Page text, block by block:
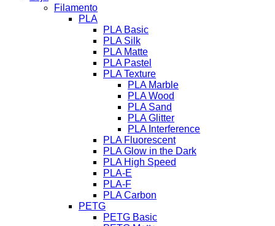
Filamento
PLA
PLA Basic
PLA Silk
PLA Matte
PLA Pastel
PLA Texture
PLA Marble
PLA Wood
PLA Sand
PLA Glitter
PLA Interference
PLA Fluorescent
PLA Glow in the Dark
PLA High Speed
PLA-E
PLA-F
PLA Carbon
PETG
PETG Basic